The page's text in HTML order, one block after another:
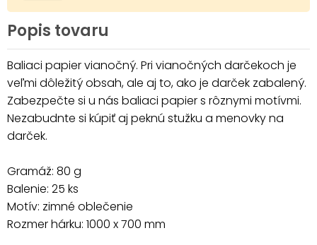
Popis tovaru
Baliaci papier vianočný. Pri vianočných darčekoch je
veľmi dôležitý obsah, ale aj to, ako je darček zabalený.
Zabezpečte si u nás baliaci papier s rôznymi motívmi.
Nezabudnte si kúpiť aj peknú stužku a menovky na
darček.
Gramáž: 80 g
Balenie: 25 ks
Motív: zimné oblečenie
Rozmer hárku: 1000 x 700 mm